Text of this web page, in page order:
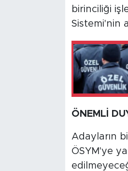
birinciliği
Sistemi'nin
ÖNEMLİ
Adayların
ÖSYM'ye